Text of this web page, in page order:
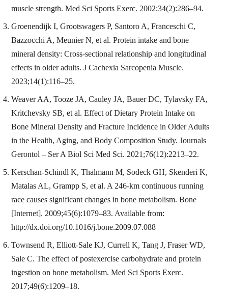
muscle strength. Med Sci Sports Exerc. 2002;34(2):286–94.
Groenendijk I, Grootswagers P, Santoro A, Franceschi C,
Bazzocchi A, Meunier N, et al. Protein intake and bone
mineral density: Cross-sectional relationship and longitudinal
effects in older adults. J Cachexia Sarcopenia Muscle.
2023;14(1):116–25.
Weaver AA, Tooze JA, Cauley JA, Bauer DC, Tylavsky FA,
Kritchevsky SB, et al. Effect of Dietary Protein Intake on
Bone Mineral Density and Fracture Incidence in Older Adults
in the Health, Aging, and Body Composition Study. Journals
Gerontol – Ser A Biol Sci Med Sci. 2021;76(12):2213–22.
Kerschan-Schindl K, Thalmann M, Sodeck GH, Skenderi K,
Matalas AL, Grampp S, et al. A 246-km continuous running
race causes significant changes in bone metabolism. Bone
[Internet]. 2009;45(6):1079–83. Available from:
http://dx.doi.org/10.1016/j.bone.2009.07.088
Townsend R, Elliott-Sale KJ, Currell K, Tang J, Fraser WD,
Sale C. The effect of postexercise carbohydrate and protein
ingestion on bone metabolism. Med Sci Sports Exerc.
2017;49(6):1209–18.